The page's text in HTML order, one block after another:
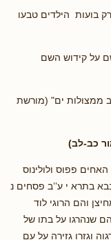
בועות הילדים טבעו
על קידוש השם
ממצולות ים" (מורשת
כב-לב)
פפוס ולולינוס
בתרא י ע’’ב פסחים נ
והם הרוגי לוד
שנהרגו על בתו של
וגזרו גזירה על עם